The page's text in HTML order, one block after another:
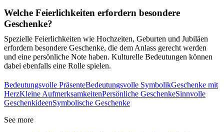
Welche Feierlichkeiten erfordern besondere
Geschenke?
Spezielle Feierlichkeiten wie Hochzeiten, Geburten und Jubiläen
erfordern besondere Geschenke, die dem Anlass gerecht werden
und eine persönliche Note haben. Kulturelle Bedeutungen können
dabei ebenfalls eine Rolle spielen.
Bedeutungsvolle PräsenteBedeutungsvolle SymbolikGeschenke mit
HerzKleine AufmerksamkeitenPersönliche GeschenkeSinnvolle
GeschenkideenSymbolische Geschenke
See more